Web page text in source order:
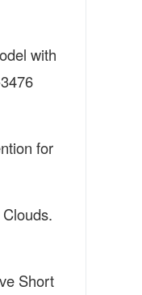
with
for
Short